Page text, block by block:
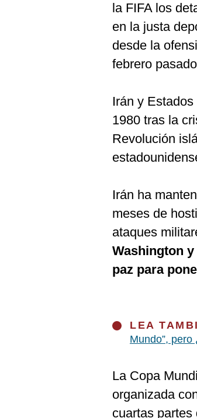
la FIFA los
en la justa
desde la
febrero
Irán y
1980 tras la
Revolución
Irán ha
meses de
ataques
Washington
paz para
LEA
Mundo”,
La Copa
organizada
cuartas